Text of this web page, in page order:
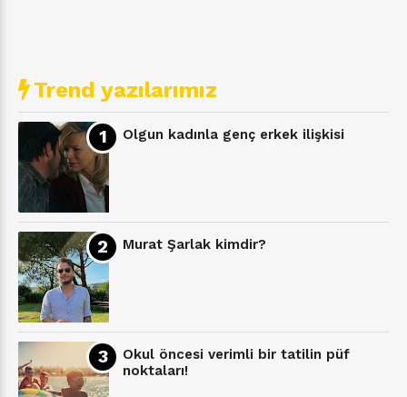
Trend yazılarımız
Olgun kadınla genç erkek ilişkisi
Murat Şarlak kimdir?
Okul öncesi verimli bir tatilin püf
noktaları!